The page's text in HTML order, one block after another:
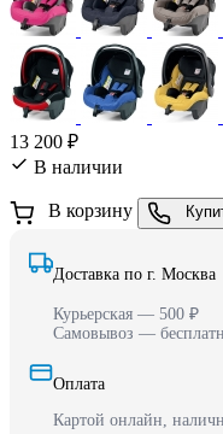
13 200 ₽
В наличии
В корзину
Доставка по г. Москва
Курьерская — 500 ₽
Самовывоз —
Оплата
Картой онлайн,